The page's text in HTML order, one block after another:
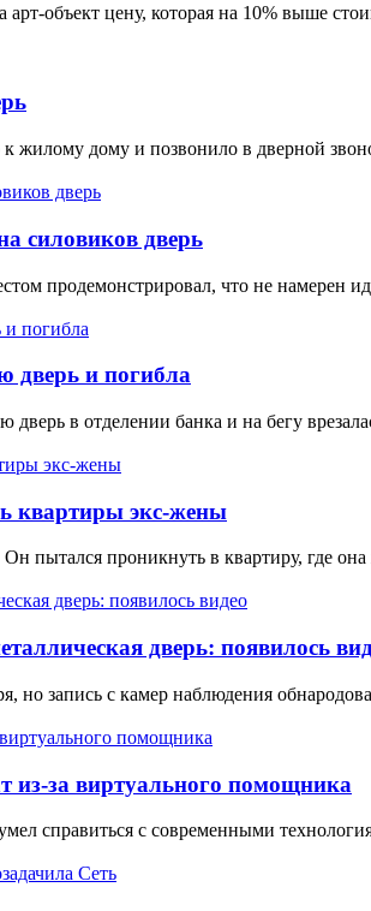
арт-объект цену, которая на 10% выше
жилому дому и позвонило в дверной
силовиков дверь
продемонстрировал, что не намерен
дверь и погибла
в отделении банка и на бегу
квартиры экс-жены
пытался проникнуть в квартиру, где она
дверь: появилось
запись с камер наблюдения
из-за виртуального помощника
справиться с современными